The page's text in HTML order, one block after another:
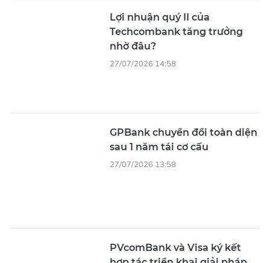
Lợi nhuận quý II của
Techcombank tăng trưởng
nhờ đâu?
27/07/2026 14:58
GPBank chuyển đổi toàn diện
sau 1 năm tái cơ cấu
27/07/2026 13:58
PVcomBank và Visa ký kết